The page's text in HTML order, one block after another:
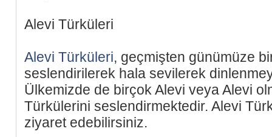
Alevi Türküleri
Alevi Türküleri, geçmişten günümüze
seslendirilerek hala sevilerek
Ülkemizde de birçok Alevi veya Alevi
Türkülerini seslendirmektedir. Alevi
ziyaret edebilirsiniz.